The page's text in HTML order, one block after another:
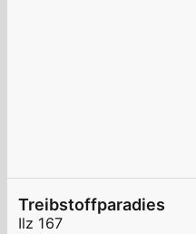
Treibstoffparadies
Ilz 167